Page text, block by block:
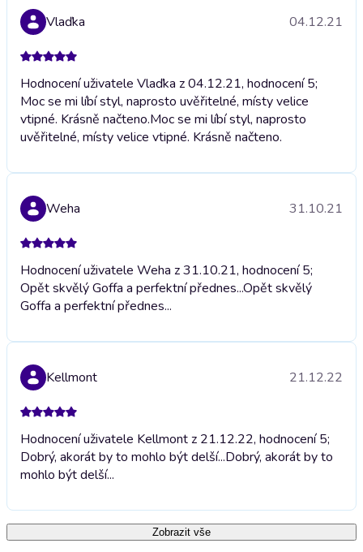
Vlaďka 04.12.21
Hodnocení uživatele Vlaďka z 04.12.21, hodnocení 5;
Moc se mi líbí styl, naprosto uvěřitelné, místy velice
vtipné. Krásně načteno.Moc se mi líbí styl, naprosto
uvěřitelné, místy velice vtipné. Krásně načteno.
Weha 31.10.21
Hodnocení uživatele Weha z 31.10.21, hodnocení 5;
Opět skvělý Goffa a perfektní přednes...Opět skvělý
Goffa a perfektní přednes...
Kellmont 21.12.22
Hodnocení uživatele Kellmont z 21.12.22, hodnocení 5;
Dobrý, akorát by to mohlo být delší...Dobrý, akorát by to
mohlo být delší...
Zobrazit vše